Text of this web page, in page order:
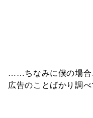
……ちなみに僕の場合
広告のことばかり調べ